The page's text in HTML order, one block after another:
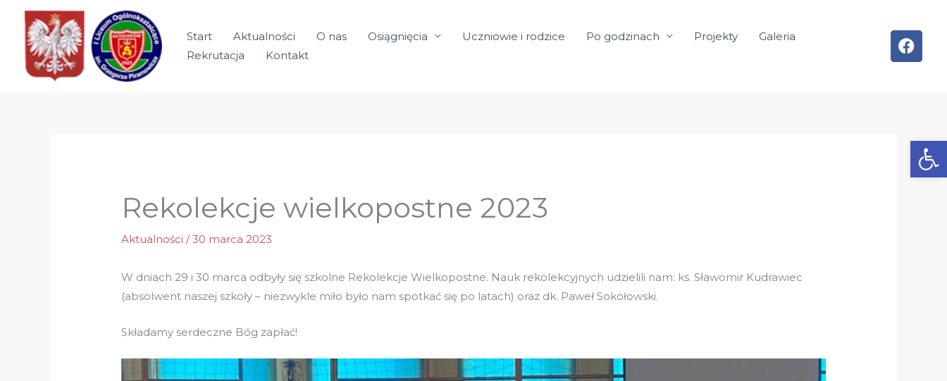
Przejdź
treści
Start Aktualności O nas Osiągnięcia Uczniowie i rodzice Po godzinach Projekty
Galeria
Rekrutacja
Kontakt
Rekolekcje wielkopostne 2023
Aktualności /30 marca 2023
W dniach 29 i 30 marca odbyły się szkolne Rekolekcje Wielkopostne. Nauk rekolekcyjnych udzielili nam: ks. Sławomir Kudrawiec
(absolwent naszej szkoły – niezwykle miło było nam spotkać się po latach) oraz dk. Paweł Sokołowski.
Składamy serdeczne Bóg zapłać!